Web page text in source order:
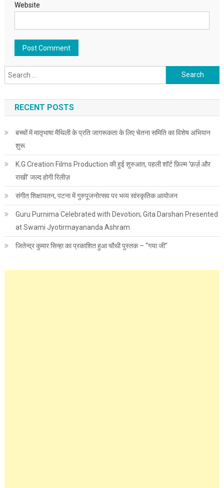
Website
Search for:
RECENT POSTS
बच्चों में मातृभाषा मैथिली के प्रति जागरूकता के लिए चेतना समिति का विशेष अभियान
शुरू
K.G Creation Films Production की हुई शुरुआत, पहली शॉर्ट फ़िल्म ‘फ़र्ज़ और
राखी’ जल्द होगी रिलीज़
संगीत शिक्षायतन, पटना में गुरुपूजनोत्सव पर भव्य सांस्कृतिक आयोजन
Guru Purnima Celebrated with Devotion; Gita Darshan Presented
at Swami Jyotirmayananda Ashram
जितेन्द्र कुमार सिन्हा का प्रकाशित हुआ चौथी पुस्तक – “गया जी”